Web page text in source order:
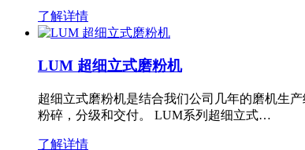
了解详情
LUM 超细立式磨粉机
超细立式磨粉机是结合我们公司几年的磨机生
粉碎，分级和交付。 LUM系列超细立式…
了解详情